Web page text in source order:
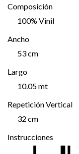
Composición
100% Vinil
Ancho
53 cm
Largo
10.05 mt
Repetición Vertical
32 cm
Instrucciones